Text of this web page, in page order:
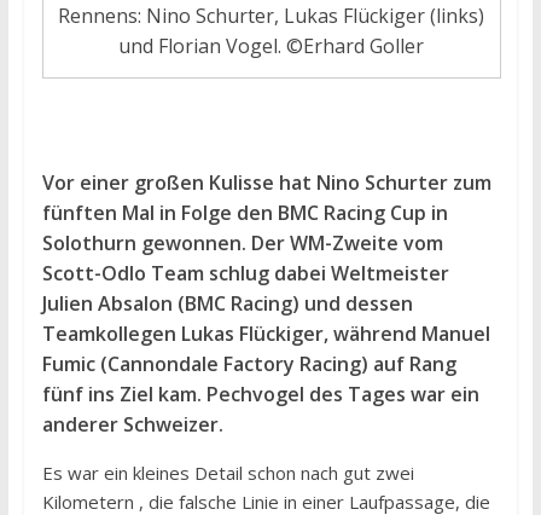
Rennens: Nino Schurter, Lukas Flückiger (links)
und Florian Vogel. ©Erhard Goller
Vor einer großen Kulisse hat Nino Schurter zum
fünften Mal in Folge den BMC Racing Cup in
Solothurn gewonnen. Der WM-Zweite vom
Scott-Odlo Team schlug dabei Weltmeister
Julien Absalon (BMC Racing) und dessen
Teamkollegen Lukas Flückiger, während Manuel
Fumic (Cannondale Factory Racing) auf Rang
fünf ins Ziel kam. Pechvogel des Tages war ein
anderer Schweizer.
Es war ein kleines Detail schon nach gut zwei
Kilometern , die falsche Linie in einer Laufpassage, die